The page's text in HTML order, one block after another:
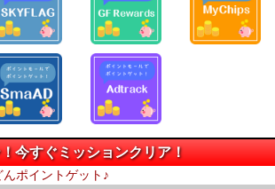
今すぐミッションクリア！
ポイントゲット♪